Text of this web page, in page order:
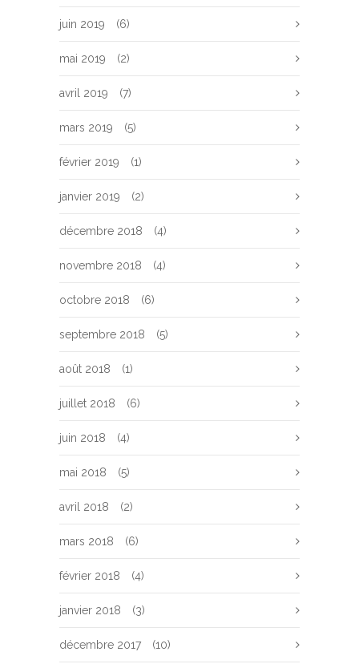
juin 2019 (6)
mai 2019 (2)
avril 2019 (7)
mars 2019 (5)
février 2019 (1)
janvier 2019 (2)
décembre 2018 (4)
novembre 2018 (4)
octobre 2018 (6)
septembre 2018 (5)
août 2018 (1)
juillet 2018 (6)
juin 2018 (4)
mai 2018 (5)
avril 2018 (2)
mars 2018 (6)
février 2018 (4)
janvier 2018 (3)
décembre 2017 (10)